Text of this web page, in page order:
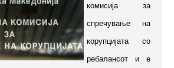
комисија за
спречување на
корупцијата со
ребалансот и е